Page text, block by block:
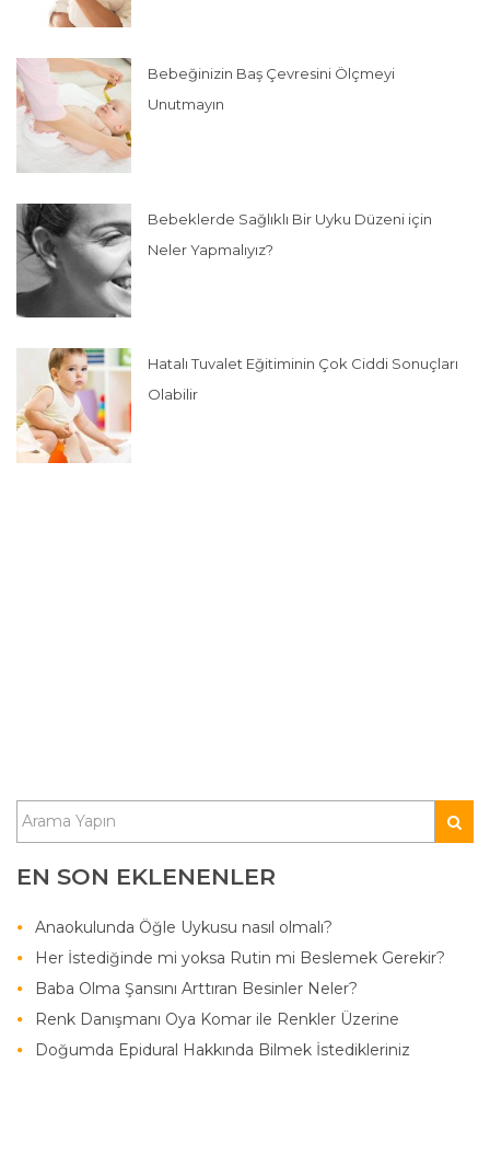
Bebeğinizin Baş Çevresini Ölçmeyi
Unutmayın
Bebeklerde Sağlıklı Bir Uyku Düzeni için
Neler Yapmalıyız?
Hatalı Tuvalet Eğitiminin Çok Ciddi Sonuçları
Olabilir
EN SON EKLENENLER
Anaokulunda Öğle Uykusu nasıl olmalı?
Her İstediğinde mi yoksa Rutin mi Beslemek Gerekir?
Baba Olma Şansını Arttıran Besinler Neler?
Renk Danışmanı Oya Komar ile Renkler Üzerine
Doğumda Epidural Hakkında Bilmek İstedikleriniz